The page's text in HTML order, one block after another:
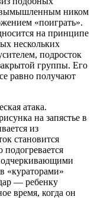
вымышленным ником
«поиграть».
на принципе
нескольких
подросток
группы. Его
равно получают
атака.
на запястье в
из
становится
«кураторами»
— ребенку
время, когда он